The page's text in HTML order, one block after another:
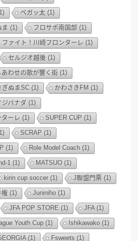
ベガッ太 (1)
ま (1) フロサポ南国部 (1)
ファイト！川崎フロンターレ (1)
セルジオ越後 (1)
わせの歌が響く街 (1)
ぎぬまSC (1) かわさきFM (1)
ジバナダ (1)
ーレ (1) SUPER CUP (1)
SCRAP (1)
(1) Role Model Coach (1)
1 (1) MATSUO (1)
kirin cup soccer(1) J聯盟門票 (1)
権 (1) Juniniho (1)
JFA POP STORE (1) JFA (1)
Youth Cup (1) Ishikawako (1)
(1) Fsweets (1)